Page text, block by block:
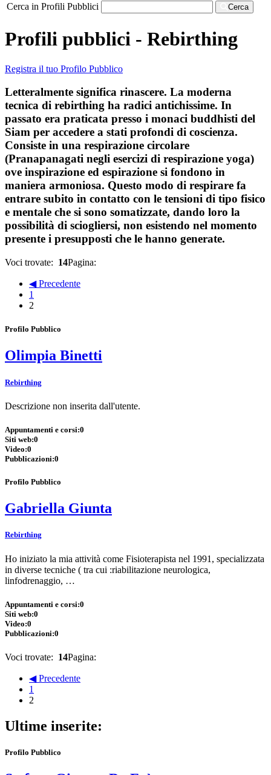
Cerca in Profili Pubblici Cerca
Profili pubblici - Rebirthing
Registra il tuo Profilo Pubblico
Letteralmente significa rinascere. La moderna
tecnica di rebirthing ha radici antichissime. In
passato era praticata presso i monaci buddhisti del
Siam per accedere a stati profondi di coscienza.
Consiste in una respirazione circolare
(Pranapanagati negli esercizi di respirazione yoga)
ove inspirazione ed espirazione si fondono in
maniera armoniosa. Questo modo di respirare fa
entrare subito in contatto con le tensioni di tipo fisico
e mentale che si sono somatizzate, dando loro la
possibilità di sciogliersi, non esistendo nel momento
presente i presupposti che le hanno generate.
Voci trovate: 14Pagina:
◀ Precedente
1
2
Profilo Pubblico
Olimpia Binetti
Rebirthing
Descrizione non inserita dall'utente.
Appuntamenti e corsi:0
Siti web:0
Video:0
Pubblicazioni:0
Profilo Pubblico
Gabriella Giunta
Rebirthing
Ho iniziato la mia attività come Fisioterapista nel 1991, specializzata
in diverse tecniche ( tra cui :riabilitazione neurologica,
linfodrenaggio, …
Appuntamenti e corsi:0
Siti web:0
Video:0
Pubblicazioni:0
Voci trovate: 14Pagina:
◀ Precedente
1
2
Ultime inserite:
Profilo Pubblico